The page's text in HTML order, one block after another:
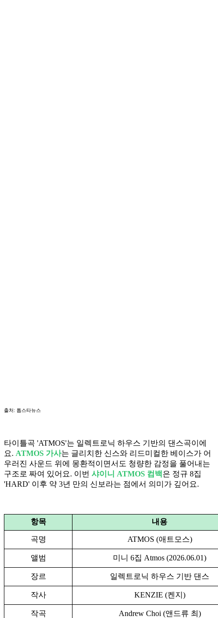
출처: 톱스타뉴스
타이틀곡 'ATMOS'는 일렉트로닉 하우스 기반의 댄스곡이에
요. ATMOS 가사는 글리치한 신스와 리드미컬한 베이스가 어
우러진 사운드 위에 몽환적이면서도 청량한 감정을 풀어내는
구조로 짜여 있어요. 이번 샤이니 ATMOS 컴백은 정규 8집
'HARD' 이후 약 3년 만의 신보라는 점에서 의미가 깊어요.
항목 내용
곡명 ATMOS (애트모스)
앨범 미니 6집 Atmos (2026.06.01)
장르 일렉트로닉 하우스 기반 댄스
작사 KENZIE (켄지)
작곡 Andrew Choi (앤드류 최)